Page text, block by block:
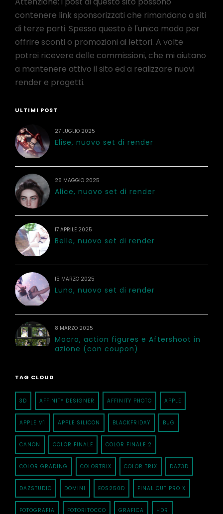
contenere link sponsorizzati che rimandano a siti
di terze parti. Spesso questo è l'unico modo per
offrire sconti o promozioni ai lettori. A volte
potrei ricevere delle commissioni, che mi aiutano
a mantenere attivo il sito ed a realizzare nuovi
render e progetti.
ULTIMI POST
27 LUGLIO 2025
Elise, nuovo set di render
26 MAGGIO 2025
Alice, nuovo set di render
17 APRILE 2025
Belle, nuovo set di render
15 MARZO 2025
Luna, nuovo set di render
8 MARZO 2025
Macro, action figures e Aftershoot in
azione (con coupon)
TAG CLOUD
3D AFFINITY DESIGNER AFFINITY PHOTO APPLE
APPLE M1 APPLE SILICON BLACKFRIDAY BUG
CANON COLOR FINALE COLOR FINALE 2
COLOR GRADING COLORTRIX COLOR TRIX DAZ3D
DAZSTUDIO DOMINI EOS250D FINAL CUT PRO X
FOTOGRAFIA FOTORITOCCO GRAFICA HDR